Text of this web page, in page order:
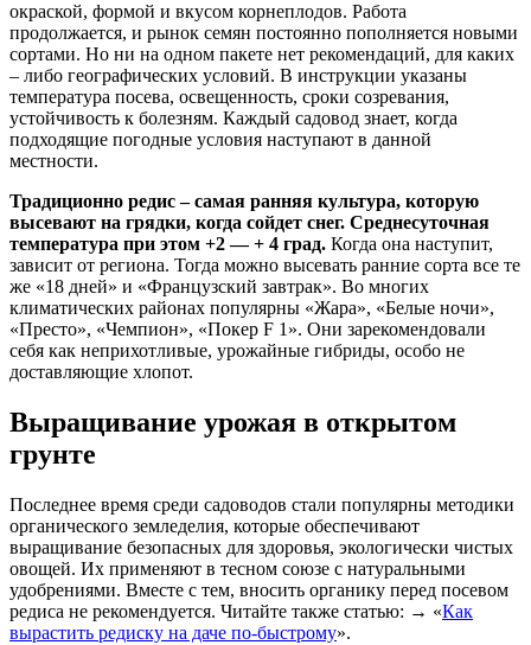
окраской, формой и вкусом корнеплодов. Работа
продолжается, и рынок семян постоянно пополняется новыми
сортами. Но ни на одном пакете нет рекомендаций, для каких
– либо географических условий. В инструкции указаны
температура посева, освещенность, сроки созревания,
устойчивость к болезням. Каждый садовод знает, когда
подходящие погодные условия наступают в данной
местности.
Традиционно редис – самая ранняя культура, которую
высевают на грядки, когда сойдет снег. Среднесуточная
температура при этом +2 — + 4 град. Когда она наступит,
зависит от региона. Тогда можно высевать ранние сорта все те
же «18 дней» и «Французский завтрак». Во многих
климатических районах популярны «Жара», «Белые ночи»,
«Престо», «Чемпион», «Покер F 1». Они зарекомендовали
себя как неприхотливые, урожайные гибриды, особо не
доставляющие хлопот.
Выращивание урожая в открытом
грунте
Последнее время среди садоводов стали популярны методики
органического земледелия, которые обеспечивают
выращивание безопасных для здоровья, экологически чистых
овощей. Их применяют в тесном союзе с натуральными
удобрениями. Вместе с тем, вносить органику перед посевом
редиса не рекомендуется. Читайте также статью: → «Как
вырастить редиску на даче по-быстрому».